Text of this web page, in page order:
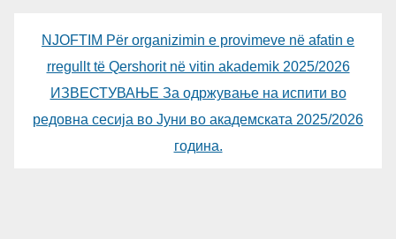
NJOFTIM Për organizimin e provimeve në afatin e
rregullt të Qershorit në vitin akademik 2025/2026
ИЗВЕСТУВАЊЕ За одржување на испити во
редовна сесија во Јуни во академската 2025/2026
година.